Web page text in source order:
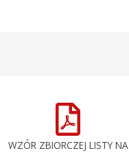
WZÓR ZBIORCZEJ LISTY NA